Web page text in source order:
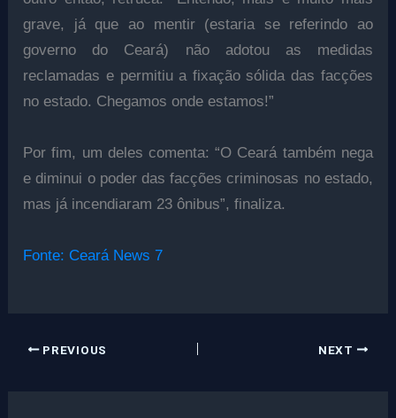
grave, já que ao mentir (estaria se referindo ao
governo do Ceará) não adotou as medidas
reclamadas e permitiu a fixação sólida das facções
no estado. Chegamos onde estamos!”
Por fim, um deles comenta: “O Ceará também nega
e diminui o poder das facções criminosas no estado,
mas já incendiaram 23 ônibus”, finaliza.
Fonte: Ceará News 7
PREVIOUS NEXT